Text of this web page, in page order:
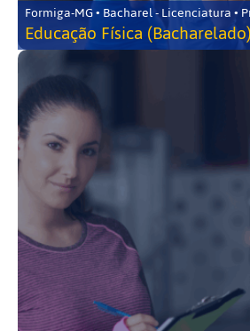
Formiga-MG • Bacharel - Licenciatura •
Educação Física (Bacharelado)